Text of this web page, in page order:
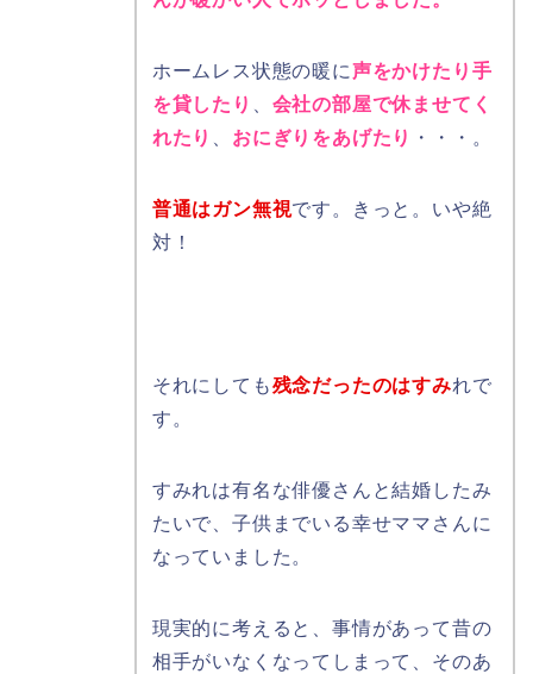
ホームレス状態の暖に声をかけたり手
を貸したり 、 会社の部屋で休ませてく
れたり 、 おにぎりをあげたり ・・・。
普通はガン無視です。きっと。いや絶
対！
それにしても残念だったのはすみれで
す。
すみれは有名な俳優さんと結婚したみ
たいで、子供までいる幸せママさんに
なっていました。
現実的に考えると、事情があって昔の
相手がいなくなってしまって、そのあ